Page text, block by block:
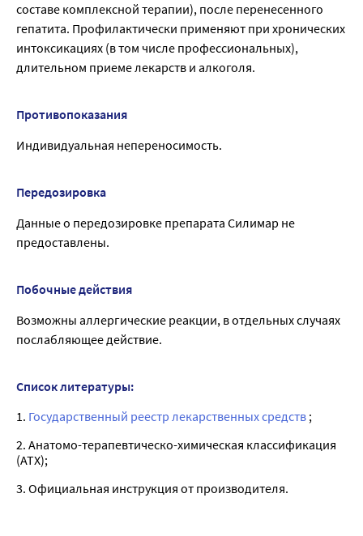
составе комплексной терапии), после перенесенного
гепатита. Профилактически применяют при хронических
интоксикациях (в том числе профессиональных),
длительном приеме лекарств и алкоголя.
Противопоказания
Индивидуальная непереносимость.
Передозировка
Данные о передозировке препарата Силимар не
предоставлены.
Побочные действия
Возможны аллергические реакции, в отдельных случаях
послабляющее действие.
Список литературы:
1. Государственный реестр лекарственных средств ;
2. Анатомо-терапевтическо-химическая классификация
(ATX);
3. Официальная инструкция от производителя.